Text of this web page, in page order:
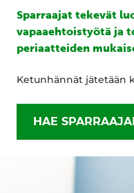
Sparraajat tekevät
vapaaehtoistyötä ja
periaatteiden
Ketunhännät jätetään
HAE